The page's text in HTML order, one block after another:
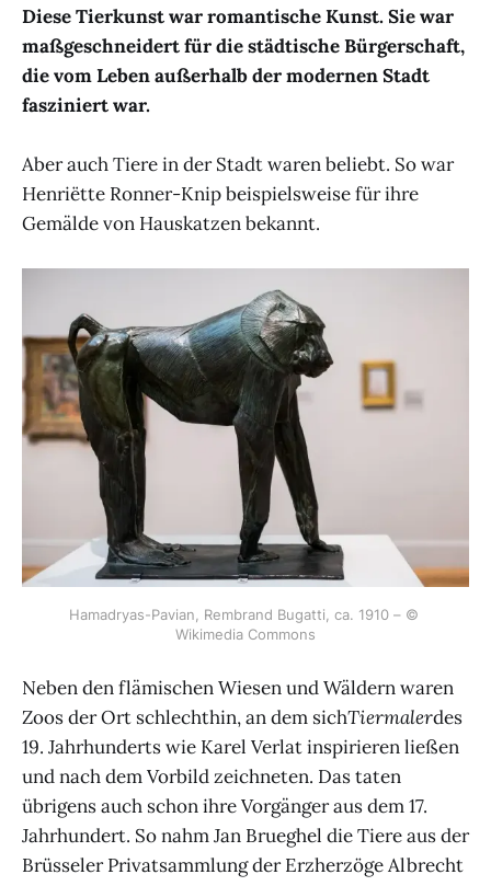
Diese Tierkunst war romantische Kunst. Sie war
maßgeschneidert für die städtische Bürgerschaft,
die vom Leben außerhalb der modernen Stadt
fasziniert war.
Aber auch Tiere in der Stadt waren beliebt. So war
Henriëtte Ronner-Knip beispielsweise für ihre
Gemälde von Hauskatzen bekannt.
Hamadryas-Pavian, Rembrand Bugatti, ca. 1910 – ©
Wikimedia Commons
Neben den flämischen Wiesen und Wäldern waren
Zoos der Ort schlechthin, an dem sichTiermalerdes
19. Jahrhunderts wie Karel Verlat inspirieren ließen
und nach dem Vorbild zeichneten. Das taten
übrigens auch schon ihre Vorgänger aus dem 17.
Jahrhundert. So nahm Jan Brueghel die Tiere aus der
Brüsseler Privatsammlung der Erzherzöge Albrecht